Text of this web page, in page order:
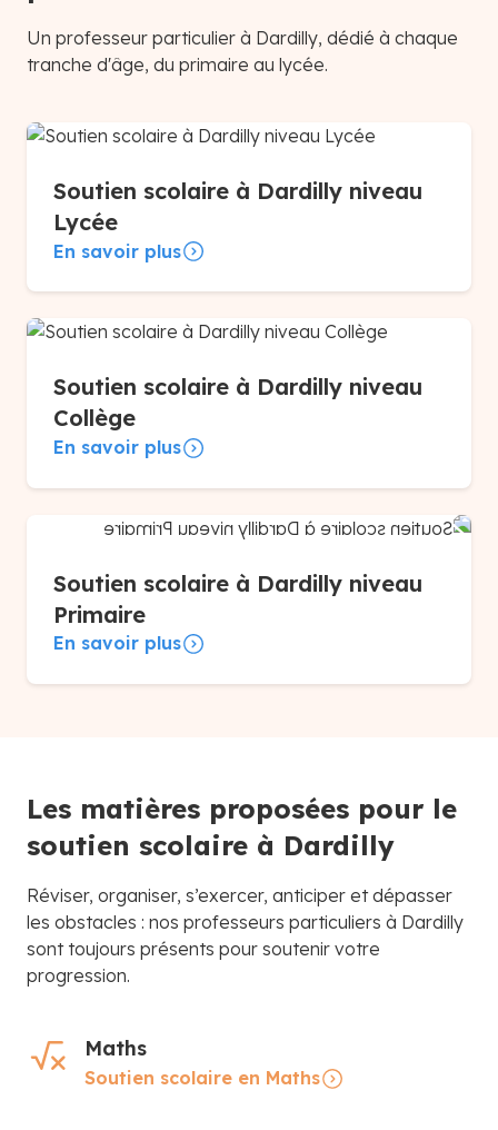
Un professeur particulier à Dardilly, dédié à chaque
tranche d'âge, du primaire au lycée.
Soutien scolaire à Dardilly niveau
Lycée
En savoir plus
Soutien scolaire à Dardilly niveau
Collège
En savoir plus
Soutien scolaire à Dardilly niveau
Primaire
En savoir plus
Les matières proposées pour le
soutien scolaire à Dardilly
Réviser, organiser, s’exercer, anticiper et dépasser
les obstacles : nos professeurs particuliers à Dardilly
sont toujours présents pour soutenir votre
progression.
Maths
Soutien scolaire en Maths